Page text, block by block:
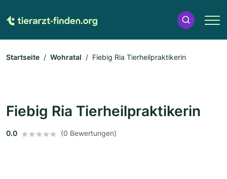
Startseite Wohratal Fiebig Ria Tierheilpraktikerin
Fiebig Ria Tierheilpraktikerin
0.0 (0 Bewertungen)